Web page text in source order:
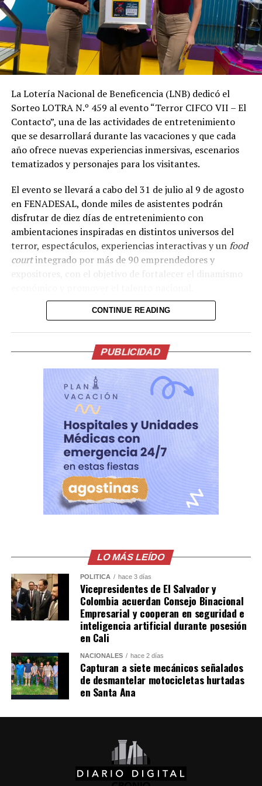
Primer premio:$380,000 – Billete N.º 32850
(vendido).
Segundo premio: $20,000 – Billete N.º 06468
(vendido).
Tercer premio: $10,000 – Billete N.º 25018
(vendido).
Comparte esto:
Me gusta esto:
La Lotería Nacional de Beneficencia (LNB) dedicó el
Sorteo LOTRA N.º 459 al evento “Terror CIFCO VII – El
Contacto”, una de las actividades de entretenimiento
que se desarrollará durante las vacaciones y que cada
año ofrece nuevas experiencias inmersivas, escenarios
tematizados y personajes para los visitantes.
El evento se llevará a cabo del 31 de julio al 9 de agosto
en FENADESAL, donde miles de asistentes podrán
disfrutar de diez días de entretenimiento con
ambientaciones inspiradas en distintos universos del
terror, espectáculos, experiencias interactivas y un food
courtintegrado por más de 90 emprendedores y
expositores, con el objetivo de fortalecer el dinamismo
Como parte de la actividad, la Lotería invitó a los
asistentes a visitar su stand, donde podrán adquirir sus
productos y participar por la oportunidad de
los Premios Mayores y los Maletines de Balotas de
Colores, participó Lizzeth Lino, gerente de Mercadeo y
gerente de Ventas Ad Honorem de CIFCO, quien recibió
CONTINUE READING
PUBLICIDAD
LO MÁS LEÍDO
POLÍTICA hace 3 días
Vicepresidentes de El Salvador y
Colombia acuerdan Consejo Binacional
Empresarial y cooperan en seguridad e
inteligencia artificial durante posesión
en Cali
NACIONALES hace 2 días
Capturan a siete mecánicos señalados
de desmantelar motocicletas hurtadas
en Santa Ana